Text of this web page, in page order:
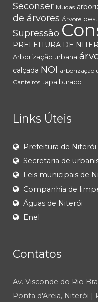
Seconser Mudas
de árvores Árvore
Supressão
PREFEITURA DE
Arborização urbana
calçada NOI arborização
Canteiros tapa buraco
Links Úteis
Prefeitura de Niterói
Secretaria de
Leis municipais de
Companhia de
Águas de Niterói
Enel
Contatos
Av. Visconde do Rio
Ponta d'Areia, Niterói |